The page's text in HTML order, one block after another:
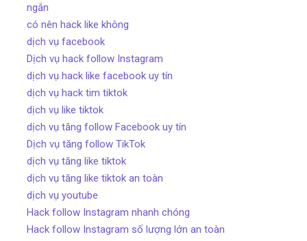
ngắn
có nên hack like không
dịch vụ facebook
Dịch vụ hack follow Instagram
dịch vụ hack like facebook uy tín
dịch vụ hack tim tiktok
dịch vụ like tiktok
dịch vụ tăng follow Facebook uy tín
Dịch vụ tăng follow TikTok
dịch vụ tăng like tiktok
dịch vụ tăng like tiktok an toàn
dịch vụ youtube
Hack follow Instagram nhanh chóng
Hack follow Instagram số lượng lớn an toàn